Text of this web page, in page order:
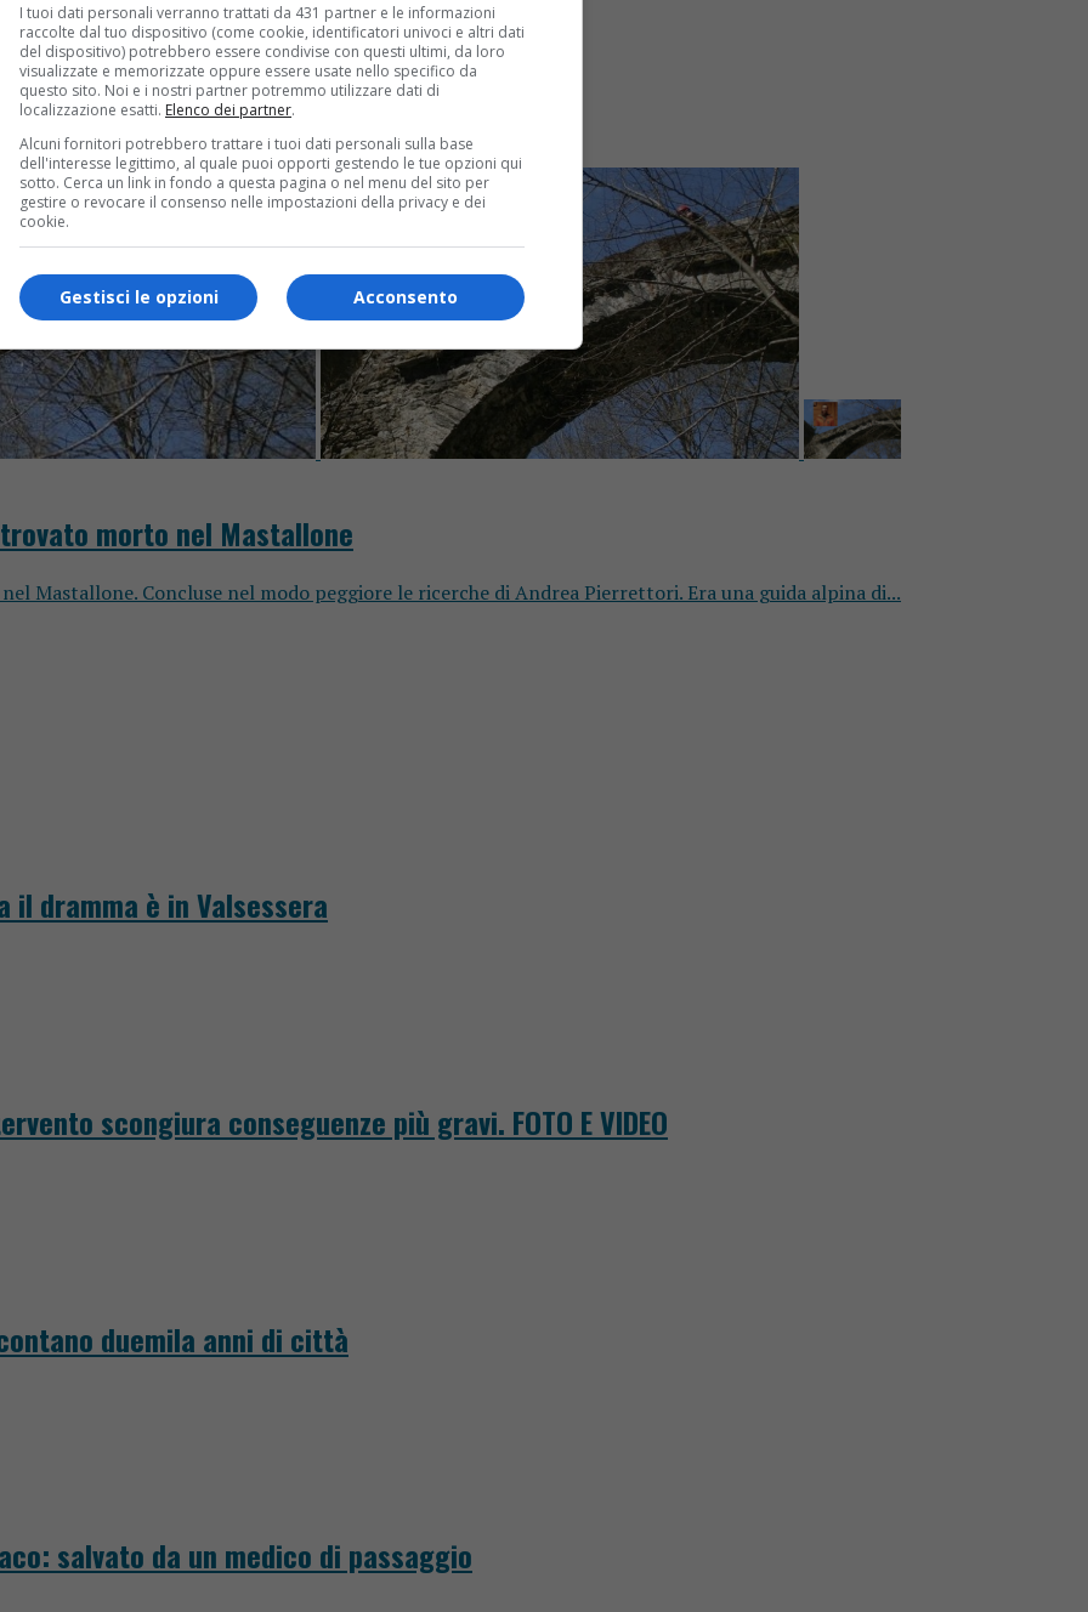
morto nel Mastallone
Mastallone. Concluse nel modo peggiore le ricerche di Andrea Pierrettori. Era una guida alpina di...
il dramma è in Valsessera
scongiura conseguenze più gravi. FOTO E VIDEO
duemila anni di città
salvato da un medico di passaggio
I tuoi dati personali verranno trattati da 431 partner e le informazioni
raccolte dal tuo dispositivo (come cookie, identificatori univoci e altri dati
del dispositivo) potrebbero essere condivise con questi ultimi, da loro
visualizzate e memorizzate oppure essere usate nello specifico da
questo sito. Noi e i nostri partner potremmo utilizzare dati di
localizzazione esatti. Elenco dei partner.
Alcuni fornitori potrebbero trattare i tuoi dati personali sulla base
dell'interesse legittimo, al quale puoi opporti gestendo le tue opzioni qui
sotto. Cerca un link in fondo a questa pagina o nel menu del sito per
gestire o revocare il consenso nelle impostazioni della privacy e dei
cookie.
Acconsento
Gestisci le opzioni